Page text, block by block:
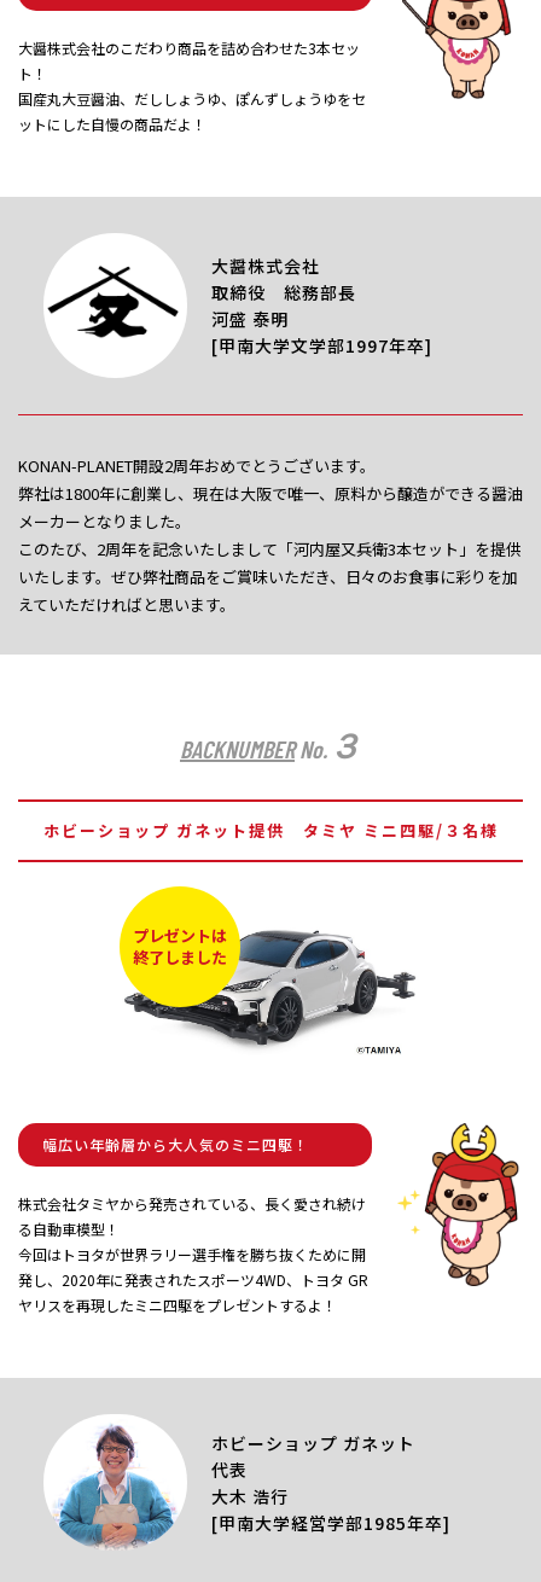
大醤株式会社のこだわり商品を詰め合わせた3本セッ
ト！
国産丸大豆醤油、だししょうゆ、ぽんずしょうゆをセ
ットにした自慢の商品だよ！
大醤株式会社
取締役 総務部長
河盛 泰明
[甲南大学文学部1997年卒]
KONAN-PLANET開設2周年おめでとうございます。
弊社は1800年に創業し、現在は大阪で唯一、原料から醸造ができる醤油
メーカーとなりました。
このたび、2周年を記念いたしまして「河内屋又兵衛3本セット」を提供
いたします。ぜひ弊社商品をご賞味いただき、日々のお食事に彩りを加
えていただければと思います。
BACKNUMBERNo. ３
ホビーショップ ガネット提供 タミヤ ミニ四駆/３名様
プレゼントは
終了しました
幅広い年齢層から大人気のミニ四駆！
株式会社タミヤから発売されている、長く愛され続け
る自動車模型！
今回はトヨタが世界ラリー選手権を勝ち抜くために開
発し、2020年に発表されたスポーツ4WD、トヨタ GR
ヤリスを再現したミニ四駆をプレゼントするよ！
ホビーショップ ガネット
代表
大木 浩行
[甲南大学経営学部1985年卒]